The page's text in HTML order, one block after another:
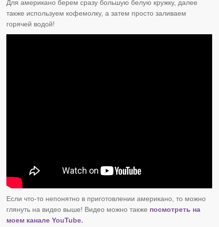
Для американо берем сразу большую белую кружку, далее
также используем кофемолку, а затем просто заливаем
горячей водой!
Если что-то непонятно в приготовлении американо, то можно
глянуть на видео выше! Видео можно также посмотреть на
моем канале YouTube.